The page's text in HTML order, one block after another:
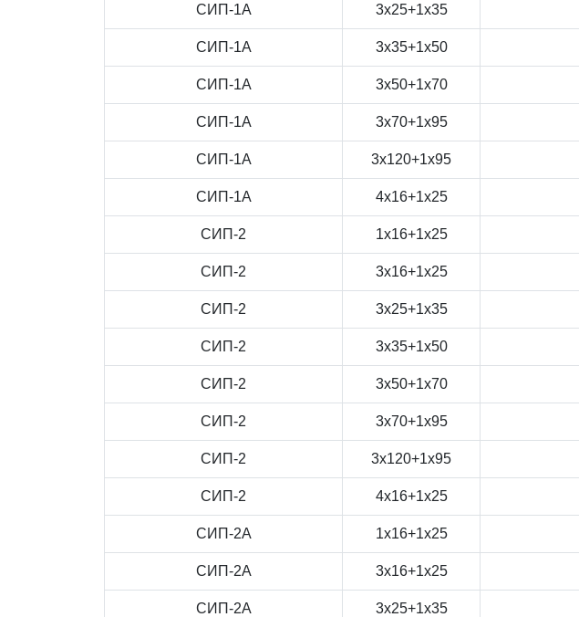
СИП-1А 3x25+1x35
СИП-1А 3x35+1x50
СИП-1А 3x50+1x70
СИП-1А 3x70+1x95
СИП-1А 3x120+1x95
СИП-1А 4x16+1x25
СИП-2 1x16+1x25
СИП-2 3x16+1x25
СИП-2 3x25+1x35
СИП-2 3x35+1x50
СИП-2 3x50+1x70
СИП-2 3x70+1x95
СИП-2 3x120+1x95
СИП-2 4x16+1x25
СИП-2А 1x16+1x25
СИП-2А 3x16+1x25
СИП-2А 3x25+1x35